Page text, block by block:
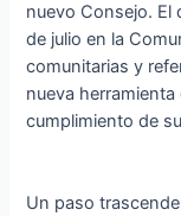
nuevo Consejo. El
de julio en la
comunitarias y
nueva
cumplimiento de
Un paso